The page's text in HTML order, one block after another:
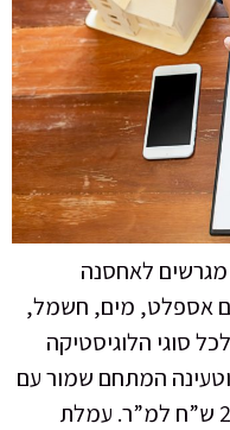
מגרשים לאחסנה
עם אספלט, מים, חשמל,
סוגי הלוגיסטיקה
המתחם שמור עם
בקרת כניסה. מחיר שיווק שכ”ד 24 ש”ח למ”ר. עמלת